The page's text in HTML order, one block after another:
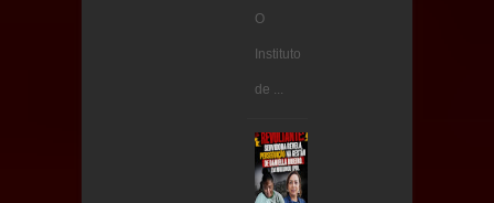
O
Instituto
de ...